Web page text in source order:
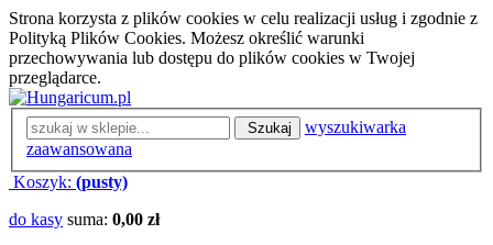
Strona korzysta z plików cookies w celu realizacji usług i zgodnie z
Polityką Plików Cookies. Możesz określić warunki
przechowywania lub dostępu do plików cookies w Twojej
przeglądarce.
Szukaj
wyszukiwarka
zaawansowana
Koszyk: (pusty)
do kasy suma: 0,00 zł